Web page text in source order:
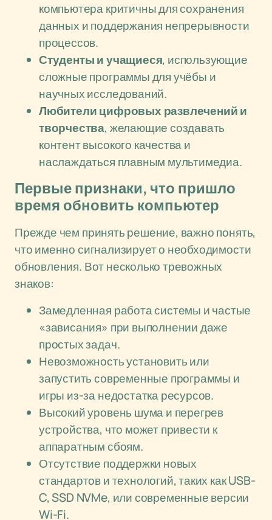
компьютера критичны для сохранения
данных и поддержания непрерывности
процессов.
Студенты и учащиеся, использующие
сложные программы для учёбы и
научных исследований.
Любители цифровых развлечений и
творчества, желающие создавать
контент высокого качества и
наслаждаться плавным мультимедиа.
Первые признаки, что пришло
время обновить компьютер
Прежде чем принять решение, важно понять,
что именно сигнализирует о необходимости
обновления. Вот несколько тревожных
знаков:
Замедленная работа системы и частые
«зависания» при выполнении даже
простых задач.
Невозможность установить или
запустить современные программы и
игры из-за недостатка ресурсов.
Высокий уровень шума и перегрев
устройства, что может привести к
аппаратным сбоям.
Отсутствие поддержки новых
стандартов и технологий, таких как USB-
C, SSD NVMe, или современные версии
Wi-Fi.